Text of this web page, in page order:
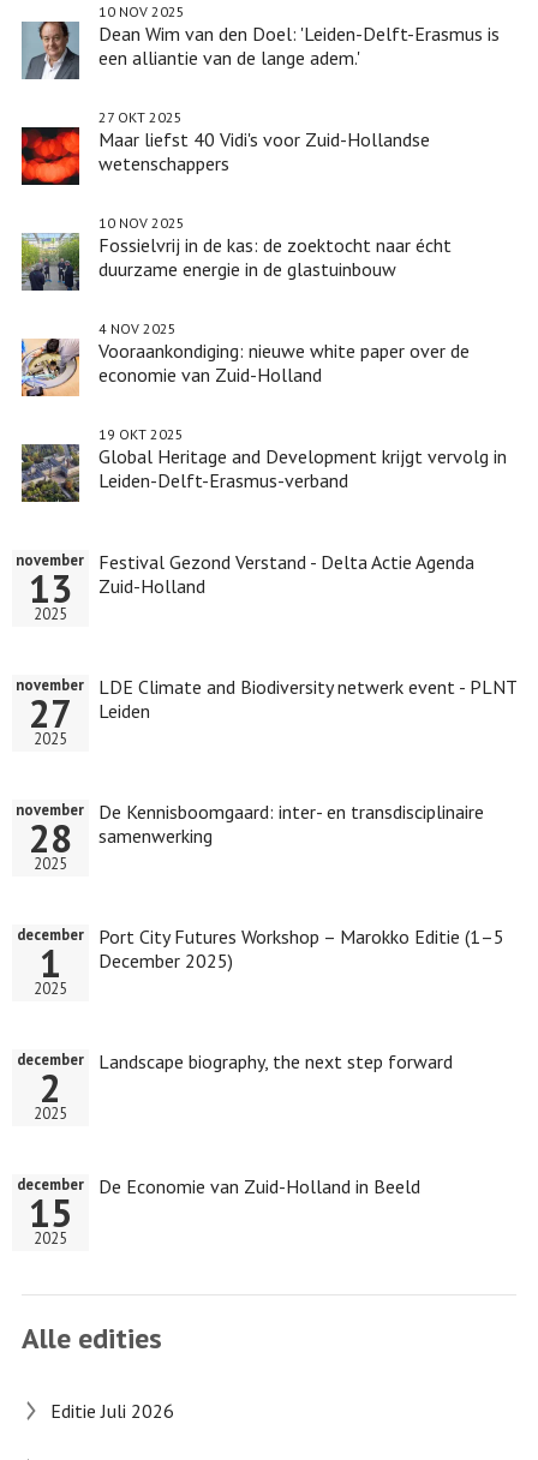
Dean Wim van den Doel: 'Leiden-Delft-Erasmus is
een alliantie van de lange adem.'
10 NOV 2025
Maar liefst 40 Vidi's voor Zuid-Hollandse
wetenschappers
27 OKT 2025
Fossielvrij in de kas: de zoektocht naar écht
duurzame energie in de glastuinbouw
10 NOV 2025
Vooraankondiging: nieuwe white paper over de
economie van Zuid-Holland
4 NOV 2025
Global Heritage and Development krijgt vervolg in
Leiden-Delft-Erasmus-verband
19 OKT 2025
Festival Gezond Verstand - Delta Actie Agenda
Zuid-Holland
november
13
2025
LDE Climate and Biodiversity netwerk event - PLNT
Leiden
november
27
2025
De Kennisboomgaard: inter- en transdisciplinaire
samenwerking
november
28
2025
Port City Futures Workshop – Marokko Editie (1–5
December 2025)
december
1
2025
Landscape biography, the next step forward
december
2
2025
De Economie van Zuid-Holland in Beeld
december
15
2025
Alle edities
Editie Juli 2026